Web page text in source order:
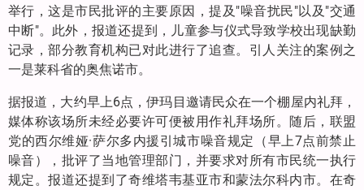
举行，这是市民批评的主要原因，提及"噪音扰民"以及"交通
中断"。此外，报道还提到，儿童参与仪式导致学校出现缺勤
记录，部分教育机构已对此进行了追查。引人关注的案例之
一是莱科省的奥焦诺市。
据报道，大约早上6点，伊玛目邀请民众在一个棚屋内礼拜，
媒体称该场所未经必要许可便被用作礼拜场所。随后，联盟
党的西尔维娅·萨尔多内援引城市噪音规定（早上7点前禁止
噪音），批评了当地管理部门，并要求对所有市民统一执行
规定。报道还提到了奇维塔韦基亚市和蒙法尔科内市。在奇